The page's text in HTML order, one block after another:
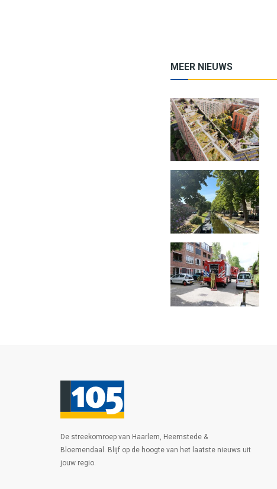
MEER NIEUWS
De streekomroep van Haarlem, Heemstede &
Bloemendaal. Blijf op de hoogte van het laatste nieuws uit
jouw regio.